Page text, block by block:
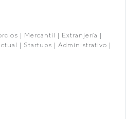
| Mercantil | Extranjería |
| Startups | Administrativo |